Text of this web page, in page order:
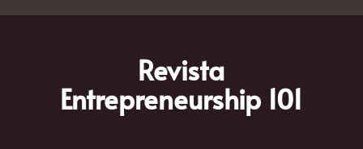
Revista
Entrepreneurship 101